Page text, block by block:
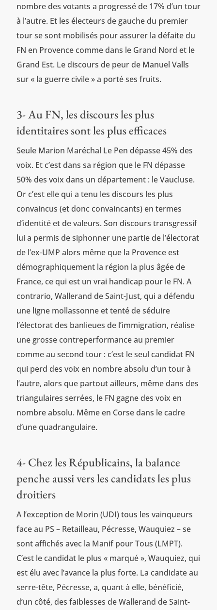
nombre des votants a progressé de 17% d’un tour
à l’autre. Et les électeurs de gauche du premier
tour se sont mobilisés pour assurer la défaite du
FN en Provence comme dans le Grand Nord et le
Grand Est. Le discours de peur de Manuel Valls
sur « la guerre civile » a porté ses fruits.
3- Au FN, les discours les plus
identitaires sont les plus efficaces
Seule Marion Maréchal Le Pen dépasse 45% des
voix. Et c’est dans sa région que le FN dépasse
50% des voix dans un département : le Vaucluse.
Or c’est elle qui a tenu les discours les plus
convaincus (et donc convaincants) en termes
d’identité et de valeurs. Son discours transgressif
lui a permis de siphonner une partie de l’électorat
de l’ex-UMP alors même que la Provence est
démographiquement la région la plus âgée de
France, ce qui est un vrai handicap pour le FN. A
contrario, Wallerand de Saint-Just, qui a défendu
une ligne mollassonne et tenté de séduire
l’électorat des banlieues de l’immigration, réalise
une grosse contreperformance au premier
comme au second tour : c’est le seul candidat FN
qui perd des voix en nombre absolu d’un tour à
l’autre, alors que partout ailleurs, même dans des
triangulaires serrées, le FN gagne des voix en
nombre absolu. Même en Corse dans le cadre
d’une quadrangulaire.
4- Chez les Républicains, la balance
penche aussi vers les candidats les plus
droitiers
A l’exception de Morin (UDI) tous les vainqueurs
face au PS – Retailleau, Pécresse, Wauquiez – se
sont affichés avec la Manif pour Tous (LMPT).
C’est le candidat le plus « marqué », Wauquiez, qui
est élu avec l’avance la plus forte. La candidate au
serre-tête, Pécresse, a, quant à elle, bénéficié,
d’un côté, des faiblesses de Wallerand de Saint-